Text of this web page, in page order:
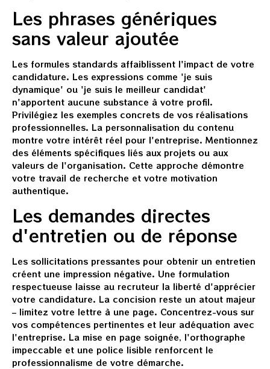
Les phrases génériques
sans valeur ajoutée
Les formules standards affaiblissent l'impact de votre
candidature. Les expressions comme 'je suis
dynamique' ou 'je suis le meilleur candidat'
n'apportent aucune substance à votre profil.
Privilégiez les exemples concrets de vos réalisations
professionnelles. La personnalisation du contenu
montre votre intérêt réel pour l'entreprise. Mentionnez
des éléments spécifiques liés aux projets ou aux
valeurs de l'organisation. Cette approche démontre
votre travail de recherche et votre motivation
authentique.
Les demandes directes
d'entretien ou de réponse
Les sollicitations pressantes pour obtenir un entretien
créent une impression négative. Une formulation
respectueuse laisse au recruteur la liberté d'apprécier
votre candidature. La concision reste un atout majeur
– limitez votre lettre à une page. Concentrez-vous sur
vos compétences pertinentes et leur adéquation avec
l'entreprise. La mise en page soignée, l'orthographe
impeccable et une police lisible renforcent le
professionnalisme de votre démarche.